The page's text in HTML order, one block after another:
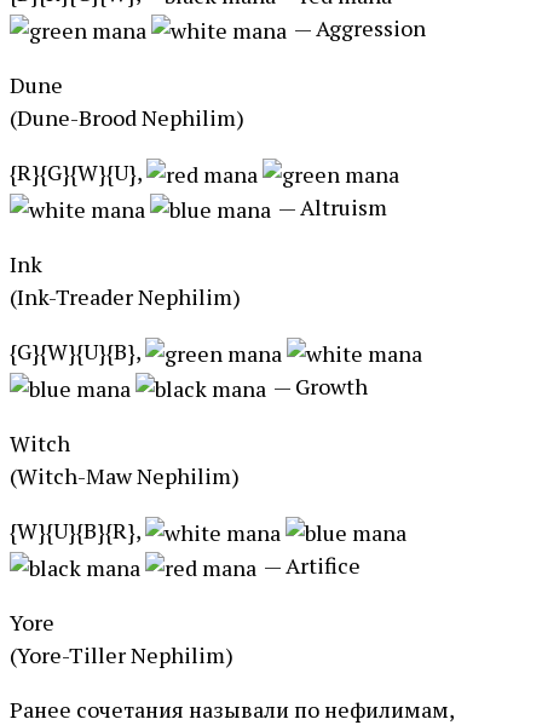
— Aggression
Dune
(Dune-Brood Nephilim)
{R}{G}{W}{U},
— Altruism
Ink
(Ink-Treader Nephilim)
{G}{W}{U}{B},
— Growth
Witch
(Witch-Maw Nephilim)
{W}{U}{B}{R},
— Artifice
Yore
(Yore-Tiller Nephilim)
Ранее сочетания называли по нефилимам,